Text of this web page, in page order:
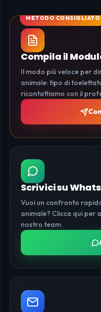
Compila il
Il modo più veloce per
animale: tipo di
ricontattiamo con il
Scrivici su
Vuoi un confronto
animale? Clicca qui per
nostro team.